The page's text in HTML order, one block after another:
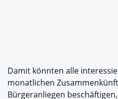
Damit könnten alle
monatlichen
Bürgeranliegen